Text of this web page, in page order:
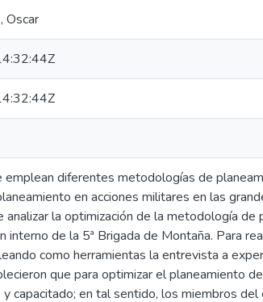
Oscar
emplean diferentes metodologías de
en acciones militares en las
analizar la optimización de la metodología
interno de la 5ª Brigada de Montaña. Para
como herramientas la entrevista a
que para optimizar el planeamiento
capacitado; en tal sentido, los miembros